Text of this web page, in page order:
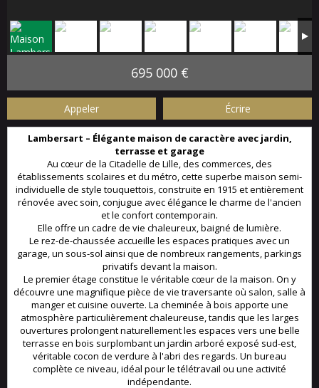
695 000 €
Appeler Écrire
Lambersart – Élégante maison de caractère avec jardin,
terrasse et garage
Au cœur de la Citadelle de Lille, des commerces, des
établissements scolaires et du métro, cette superbe maison semi-
individuelle de style touquettois, construite en 1915 et entièrement
rénovée avec soin, conjugue avec élégance le charme de l'ancien
et le confort contemporain.
Elle offre un cadre de vie chaleureux, baigné de lumière.
Le rez-de-chaussée accueille les espaces pratiques avec un
garage, un sous-sol ainsi que de nombreux rangements, parkings
privatifs devant la maison.
Le premier étage constitue le véritable cœur de la maison. On y
découvre une magnifique pièce de vie traversante où salon, salle à
manger et cuisine ouverte. La cheminée à bois apporte une
atmosphère particulièrement chaleureuse, tandis que les larges
ouvertures prolongent naturellement les espaces vers une belle
terrasse en bois surplombant un jardin arboré exposé sud-est,
véritable cocon de verdure à l'abri des regards. Un bureau
complète ce niveau, idéal pour le télétravail ou une activité
indépendante.